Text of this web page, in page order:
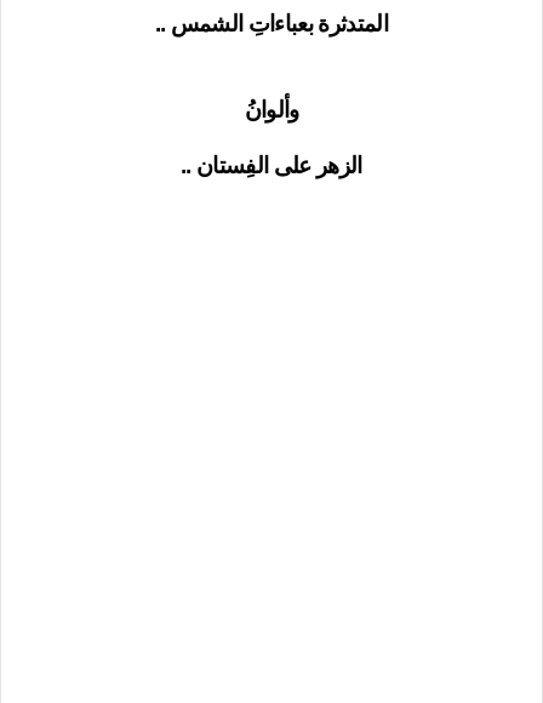
المتدثرة بعباءاتِ الشمس ..
وألوانُ
الزهر على الفِستان ..